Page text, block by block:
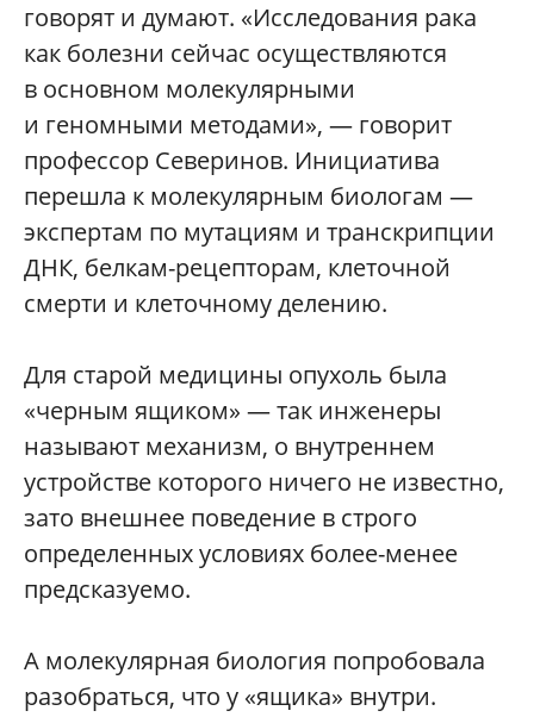
говорят и думают. «Исследования рака
как болезни сейчас осуществляются
в основном молекулярными
и геномными методами», — говорит
профессор Северинов. Инициатива
перешла к молекулярным биологам —
экспертам по мутациям и транскрипции
ДНК, белкам-рецепторам, клеточной
смерти и клеточному делению.
Для старой медицины опухоль была
«черным ящиком» — так инженеры
называют механизм, о внутреннем
устройстве которого ничего не известно,
зато внешнее поведение в строго
определенных условиях более-менее
предсказуемо.
А молекулярная биология попробовала
разобраться, что у «ящика» внутри.